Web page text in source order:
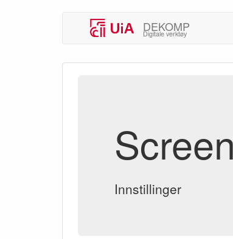
DEKOMP
Digitale verktøy
Innstillinger